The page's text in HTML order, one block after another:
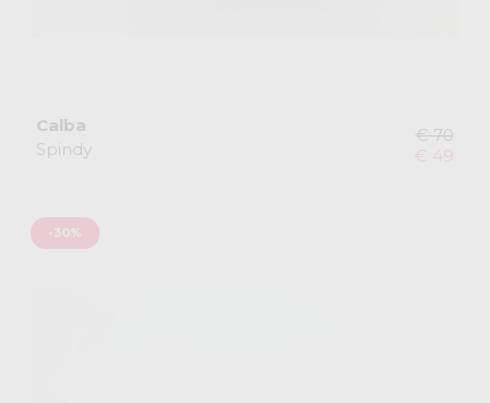
Calba
Spindy
€ 70
€ 49
-30%